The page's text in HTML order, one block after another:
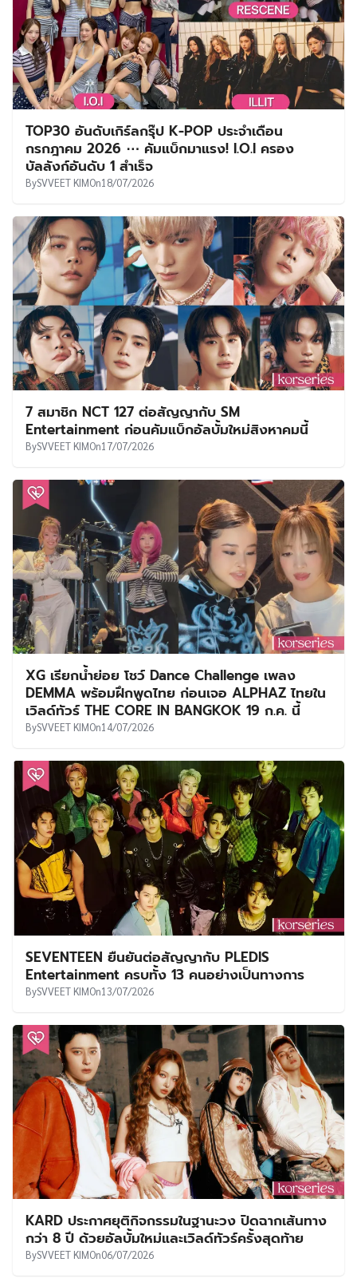
TOP30 อันดับเกิร์ลกรุ๊ป K-POP ประจำเดือน
กรกฎาคม 2026 ⋯ คัมแบ็กมาแรง! I.O.I ครอง
บัลลังก์อันดับ 1 สำเร็จ
BySVVEET KIMOn18/07/2026
7 สมาชิก NCT 127 ต่อสัญญากับ SM
Entertainment ก่อนคัมแบ็กอัลบั้มใหม่สิงหาคมนี้
BySVVEET KIMOn17/07/2026
XG เรียกน้ำย่อย โชว์ Dance Challenge เพลง
DEMMA พร้อมฝึกพูดไทย ก่อนเจอ ALPHAZ ไทยใน
เวิลด์ทัวร์ THE CORE IN BANGKOK 19 ก.ค. นี้
BySVVEET KIMOn14/07/2026
SEVENTEEN ยืนยันต่อสัญญากับ PLEDIS
Entertainment ครบทั้ง 13 คนอย่างเป็นทางการ
BySVVEET KIMOn13/07/2026
KARD ประกาศยุติกิจกรรมในฐานะวง ปิดฉากเส้นทาง
กว่า 8 ปี ด้วยอัลบั้มใหม่และเวิลด์ทัวร์ครั้งสุดท้าย
BySVVEET KIMOn06/07/2026